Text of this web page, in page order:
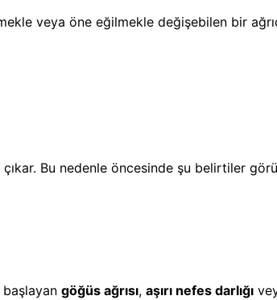
veya öne eğilmekle değişebilen bir
Bu nedenle öncesinde şu belirtiler
göğüs ağrısı, aşırı nefes darlığı